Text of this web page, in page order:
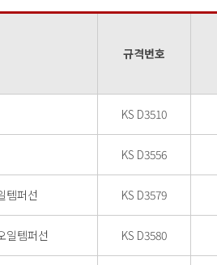
규격번호
KS D3510
KS D3556
템퍼선 KS D3579
일템퍼선 KS D3580